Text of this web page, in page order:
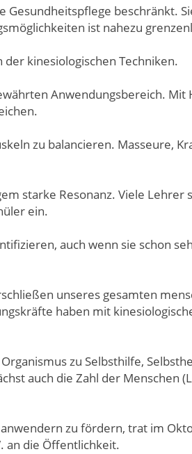
beschränkt.
ist nahezu
kinesiologischen Techniken.
Anwendungsbereich.
zu balancieren. Masseure,
starke Resonanz. Viele Lehrer
ein.
auch wenn sie schon
unseres gesamten
haben mit
zu Selbsthilfe,
auch die Zahl der Menschen
zu fördern, trat im
an die Öffentlichkeit.